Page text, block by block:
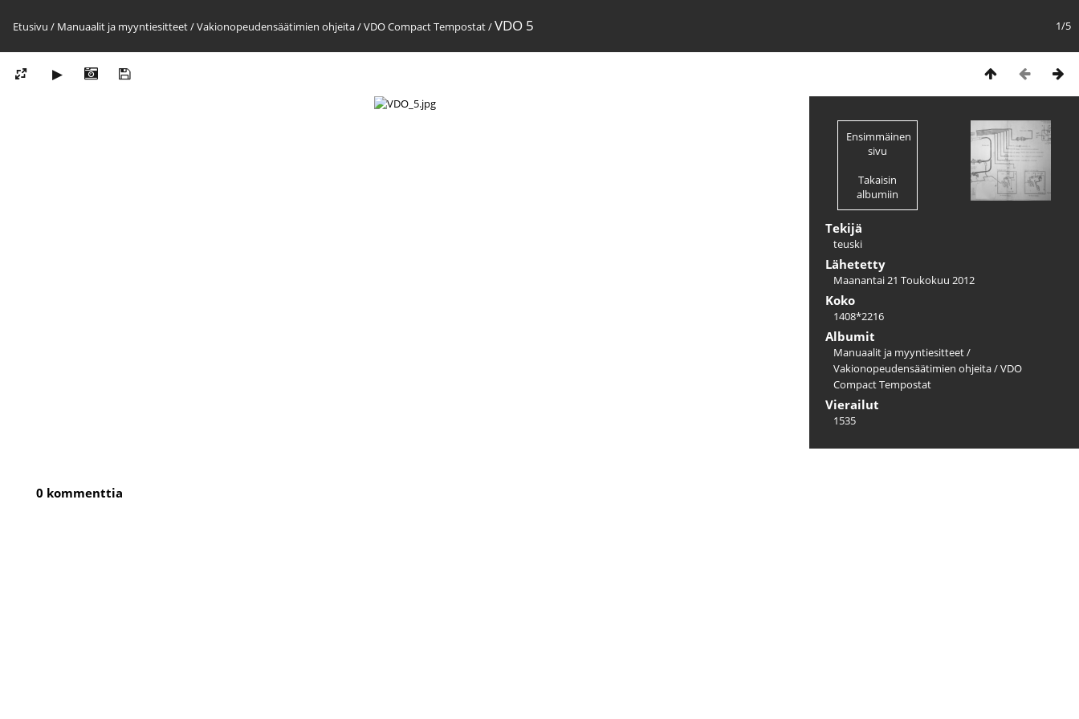
1/5
Etusivu / Manuaalit ja myyntiesitteet/Vakionopeudensäätimien ohjeita/VDO Compact Tempostat/VDO 5
Ensimmäinen
sivu
Takaisin
albumiin
Tekijä
teuski
Lähetetty
Maanantai 21 Toukokuu 2012
Koko
1408*2216
Albumit
Manuaalit ja myyntiesitteet/
Vakionopeudensäätimien ohjeita/VDO
Compact Tempostat
Vierailut
1535
0 kommenttia